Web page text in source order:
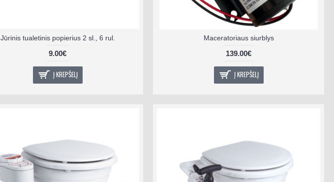
Jūrinis tualetinis popierius 2 sl., 6 rul.
9.00€
Į KREPŠELĮ
Maceratoriaus siurblys
139.00€
Į KREPŠELĮ